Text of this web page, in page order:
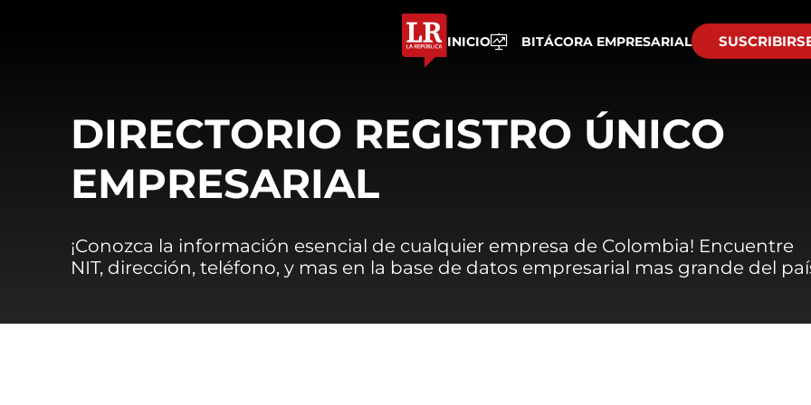
INICIO BITÁCORA EMPRESARIAL
DIRECTORIO REGISTRO ÚNICO
EMPRESARIAL
¡Conozca la información esencial de cualquier empresa de Colombia! Encuentre
NIT, dirección, teléfono, y mas en la base de datos empresarial mas grande del